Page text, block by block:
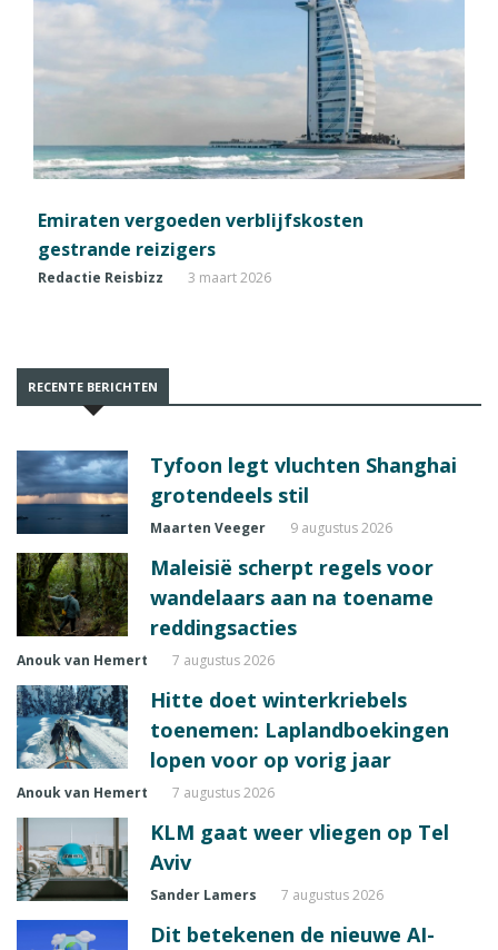
Emiraten vergoeden verblijfskosten
gestrande reizigers
Redactie Reisbizz 3 maart 2026
RECENTE BERICHTEN
Tyfoon legt vluchten Shanghai
grotendeels stil
Maarten Veeger 9 augustus 2026
Maleisië scherpt regels voor
wandelaars aan na toename
reddingsacties
Anouk van Hemert 7 augustus 2026
Hitte doet winterkriebels
toenemen: Laplandboekingen
lopen voor op vorig jaar
Anouk van Hemert 7 augustus 2026
KLM gaat weer vliegen op Tel
Aviv
Sander Lamers 7 augustus 2026
Dit betekenen de nieuwe AI-